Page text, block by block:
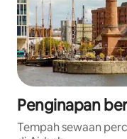
Penginapan
Tempah sewaan